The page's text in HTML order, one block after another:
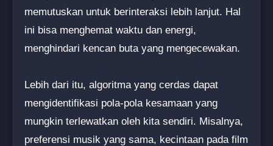
memutuskan untuk berinteraksi lebih lanjut. Hal
ini bisa menghemat waktu dan energi,
menghindari kencan buta yang mengecewakan.
Lebih dari itu, algoritma yang cerdas dapat
mengidentifikasi pola-pola kesamaan yang
mungkin terlewatkan oleh kita sendiri. Misalnya,
preferensi musik yang sama, kecintaan pada film